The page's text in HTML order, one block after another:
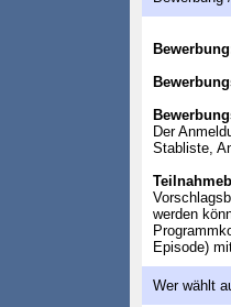
Der
Stabliste,
werden
Episode)
Wer wählt